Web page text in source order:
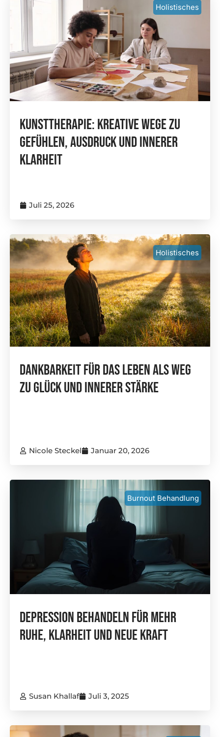
Holistisches
Kunsttherapie: Kreative Wege Zu
Gefühlen, Ausdruck Und Innerer
Klarheit
Juli 25, 2026
Holistisches
Dankbarkeit Für Das Leben Als Weg
Zu Glück Und Innerer Stärke
Nicole Steckel Januar 20, 2026
Burnout Behandlung
Depression Behandeln Für Mehr
Ruhe, Klarheit Und Neue Kraft
Susan Khallaf Juli 3, 2025